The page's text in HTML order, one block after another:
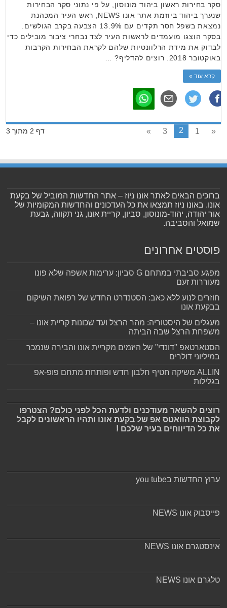
סקר בחירות ראשון ביהוד מונוסון, על פי נתוני סקר הבחירות
שנערך ביהוד ביוזמת אתר אונו NEWS, ראש העיר המכהנת
נמצאת בשפל חסר תקדים עם 13.9% הצבעה בקרב הגולשים.
בסקר הוצגו מועמדים לראשות העיר לצד נבחרי ציבור מובילים כדי
לבדוק את מידת הרלוונטיות שלהם לקראת הבחירות הקרבות
באוקטובר 2018. רוצים להדליף? …
קרא עוד »
דף 2 מתוך 3 «
1
2
3
»
ברוכים הבאים לאתר אונו ניוז – אתר החדשות המוביל של בקעת
אונו. באונו ניוז תמצאו את כל העדכונים והחדשות המקומיות של
אור יהודה, יהוד-מונוסון, סביון, קריית אונו, גני תקווה, גבעת
שמואל והסביבה.
פוסטים אחרונים
מפגע סביבתי במתחם G סביון: ערימות אשפה שלא פונו
מעוררות זעם
חוזרים לנוע ללא כאב: הסטנדרט החדש של רפואת השיקום
בבקעת אונו
מעגלים של היסטוריה: מהר הרצל ועד שכונות קריית אונו –
משפחת הרצל שבה הביתה
הסטארטאפ "דונדי" של היזמים מקריית אונו והבירה שנמכר
במיליוני דולרים
ALLIN משיקה חטיף חלבון חדש ופותחת מתחם פופ-אפ
בגלילות
רוצים להשאר מעודכנים ולדעת הכל לפני כולם? הצטרפו
לקבוצת הוואטס אפ של בקעת אונו ותהיו הראשונים לקבל
את כל הדיווחים בעיר שלכם !
ערוץ החדשות בyou tube
פייסבוק אונו NEWS
אינסטגרם אונו NEWS
טלגרם אונו NEWS